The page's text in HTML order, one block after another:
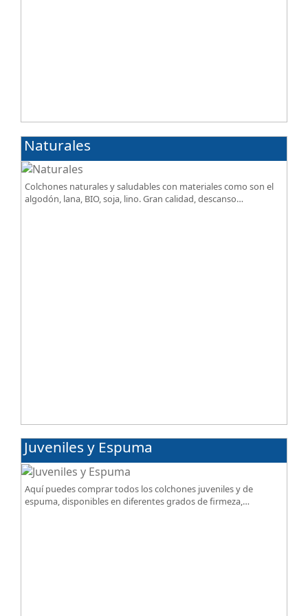
Naturales
Colchones naturales y saludables con materiales como son el
algodón, lana, BIO, soja, lino. Gran calidad, descanso
Juveniles y Espuma
Aquí puedes comprar todos los colchones juveniles y de
espuma, disponibles en diferentes grados de firmeza,